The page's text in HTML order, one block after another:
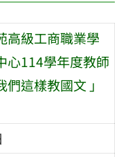
高級工商職業學
心114學年度教師
這樣教國文 」